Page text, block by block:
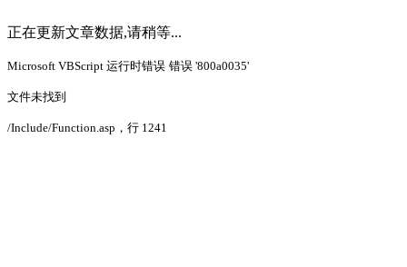
正在更新文章数据,请稍等...
Microsoft VBScript 运行时错误 错误 '800a0035'
文件未找到
/Include/Function.asp ，行 1241